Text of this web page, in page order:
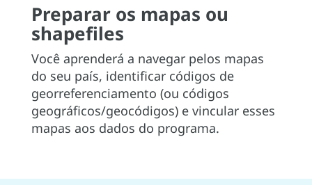
Preparar os mapas ou
shapefiles
Você aprenderá a navegar pelos mapas
do seu país, identificar códigos de
georreferenciamento (ou códigos
geográficos/geocódigos) e vincular esses
mapas aos dados do programa.